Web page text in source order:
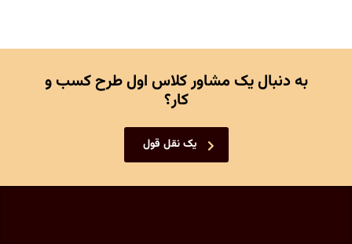
به دنبال یک مشاور کلاس اول طرح کسب و
کار؟
یک نقل قول